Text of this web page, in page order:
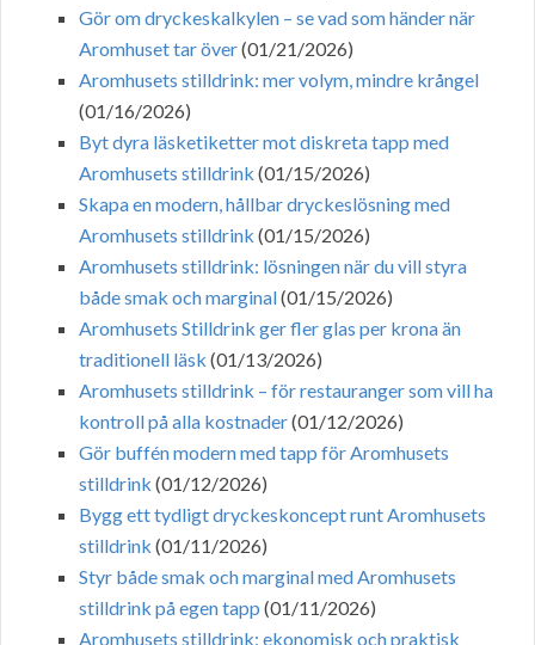
Gör om dryckeskalkylen – se vad som händer när
Aromhuset tar över(01/21/2026)
Aromhusets stilldrink: mer volym, mindre krångel
(01/16/2026)
Byt dyra läsketiketter mot diskreta tapp med
Aromhusets stilldrink (01/15/2026)
Skapa en modern, hållbar dryckeslösning med
Aromhusets stilldrink (01/15/2026)
Aromhusets stilldrink: lösningen när du vill styra
både smak och marginal(01/15/2026)
Aromhusets Stilldrink ger fler glas per krona än
traditionell läsk (01/13/2026)
Aromhusets stilldrink – för restauranger som vill ha
kontroll på alla kostnader(01/12/2026)
Gör buffén modern med tapp för Aromhusets
stilldrink (01/12/2026)
Bygg ett tydligt dryckeskoncept runt Aromhusets
stilldrink (01/11/2026)
Styr både smak och marginal med Aromhusets
stilldrink på egen tapp (01/11/2026)
Aromhusets stilldrink: ekonomisk och praktisk